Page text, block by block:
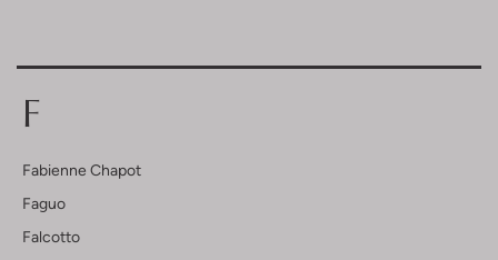
F
Fabienne Chapot
Faguo
Falcotto